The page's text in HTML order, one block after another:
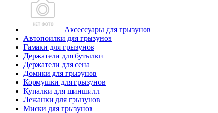
Аксессуары для грызунов
Автопоилки для грызунов
Гамаки для грызунов
Держатели для бутылки
Держатели для сена
Домики для грызунов
Кормушки для грызунов
Купалки для шиншилл
Лежанки для грызунов
Миски для грызунов